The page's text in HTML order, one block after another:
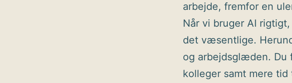
arbejde, fremfor en
Når vi bruger AI
det væsentlige.
og arbejdsglæden. Du
kolleger samt mere